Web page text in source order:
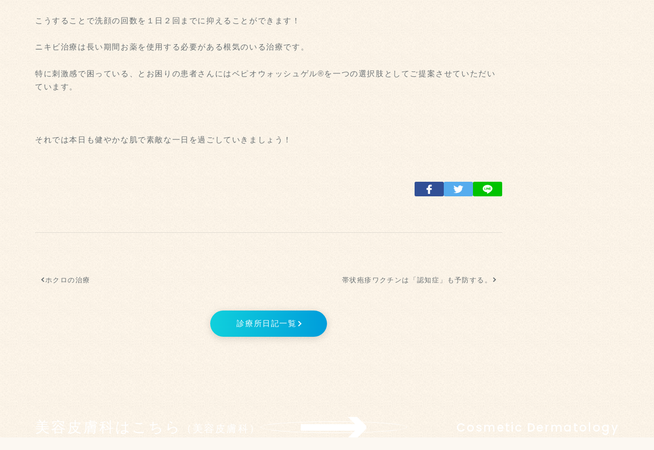
こうすることで洗顔の回数を１日２回までに抑えることができます！
ニキビ治療は長い期間お薬を使用する必要がある根気のいる治療です。
特に刺激感で困っている、とお困りの患者さんにはベピオウォッシュゲル®を一つの選択肢としてご提案させていただい
ています。
それでは本日も健やかな肌で素敵な一日を過ごしていきましょう！
ホクロの治療 帯状疱疹ワクチンは「認知症」も予防する。
診療所日記一覧
美容皮膚科はこちら （美容皮膚科） Cosmetic Dermatology